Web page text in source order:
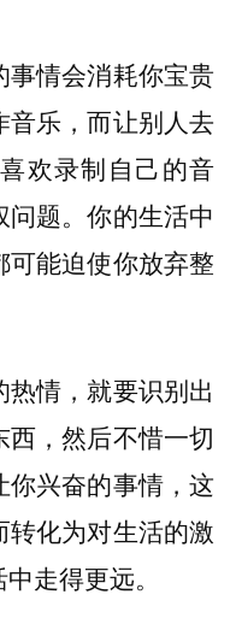
情会消耗你宝贵
乐，而让别人去
欢录制自己的音
题。你的生活中
能迫使你放弃整
情，就要识别出
，然后不惜一切
兴奋的事情，这
化为对生活的激
走得更远。